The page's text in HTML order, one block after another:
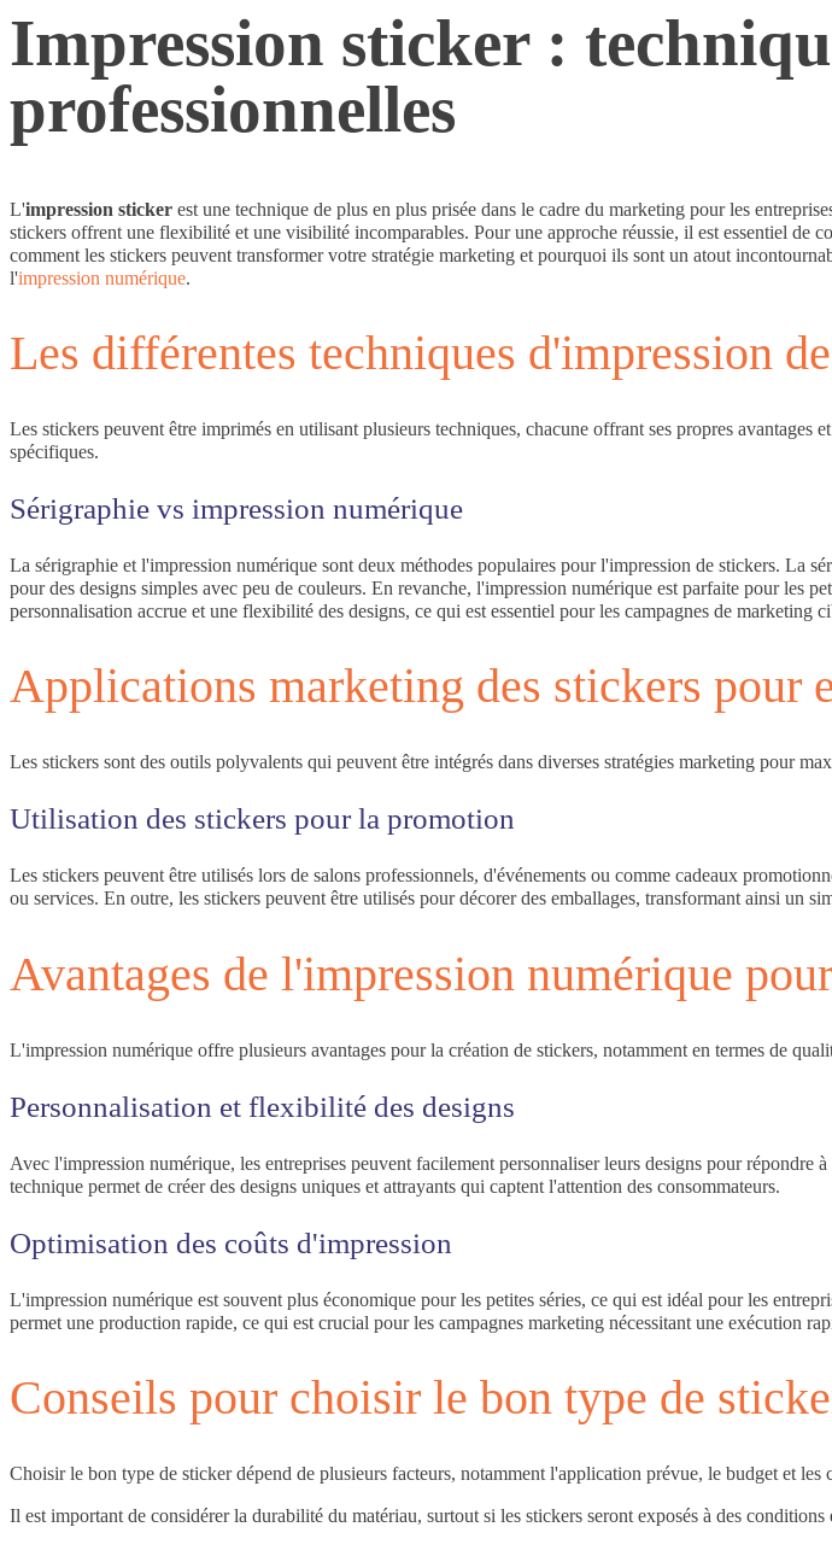
Impression sticker :
professionnelles
L'impression sticker est une technique de plus en plus prisée dans le cadre du marketing pour les
stickers offrent une flexibilité et une visibilité incomparables. Pour une approche réussie, il est essentiel de
comment les stickers peuvent transformer votre stratégie marketing et pourquoi ils sont un atout
l'impression numérique.
Les différentes techniques d'impression
Les stickers peuvent être imprimés en utilisant plusieurs techniques, chacune offrant ses propres
spécifiques.
Sérigraphie vs impression numérique
La sérigraphie et l'impression numérique sont deux méthodes populaires pour l'impression de stickers. La
pour des designs simples avec peu de couleurs. En revanche, l'impression numérique est parfaite pour les
personnalisation accrue et une flexibilité des designs, ce qui est essentiel pour les campagnes de marketing
Applications marketing des stickers pour
Les stickers sont des outils polyvalents qui peuvent être intégrés dans diverses stratégies marketing pour
Utilisation des stickers pour la promotion
Les stickers peuvent être utilisés lors de salons professionnels, d'événements ou comme cadeaux
ou services. En outre, les stickers peuvent être utilisés pour décorer des emballages, transformant ainsi un
Avantages de l'impression numérique
L'impression numérique offre plusieurs avantages pour la création de stickers, notamment en termes de
Personnalisation et flexibilité des designs
Avec l'impression numérique, les entreprises peuvent facilement personnaliser leurs designs pour
technique permet de créer des designs uniques et attrayants qui captent l'attention des consommateurs.
Optimisation des coûts d'impression
L'impression numérique est souvent plus économique pour les petites séries, ce qui est idéal pour les
permet une production rapide, ce qui est crucial pour les campagnes marketing nécessitant une exécution
Conseils pour choisir le bon type de
Choisir le bon type de sticker dépend de plusieurs facteurs, notamment l'application prévue, le budget et
Il est important de considérer la durabilité du matériau, surtout si les stickers seront exposés à des